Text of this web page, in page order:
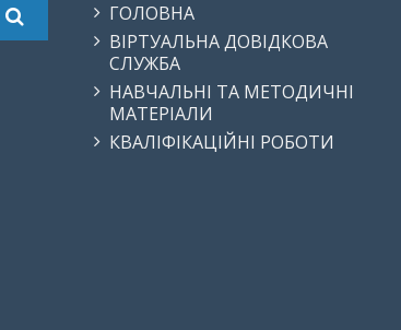
ГОЛОВНА
ВІРТУАЛЬНА ДОВІДКОВА
СЛУЖБА
НАВЧАЛЬНІ ТА МЕТОДИЧНІ
МАТЕРІАЛИ
КВАЛІФІКАЦІЙНІ РОБОТИ